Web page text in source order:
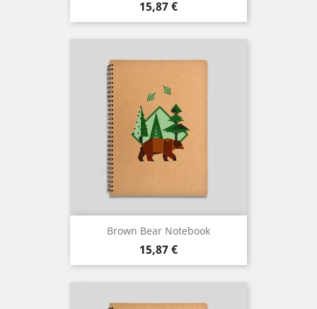
Preço
15,87 €
Brown Bear Notebook
Preço
15,87 €